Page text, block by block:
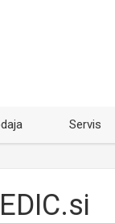
Servis